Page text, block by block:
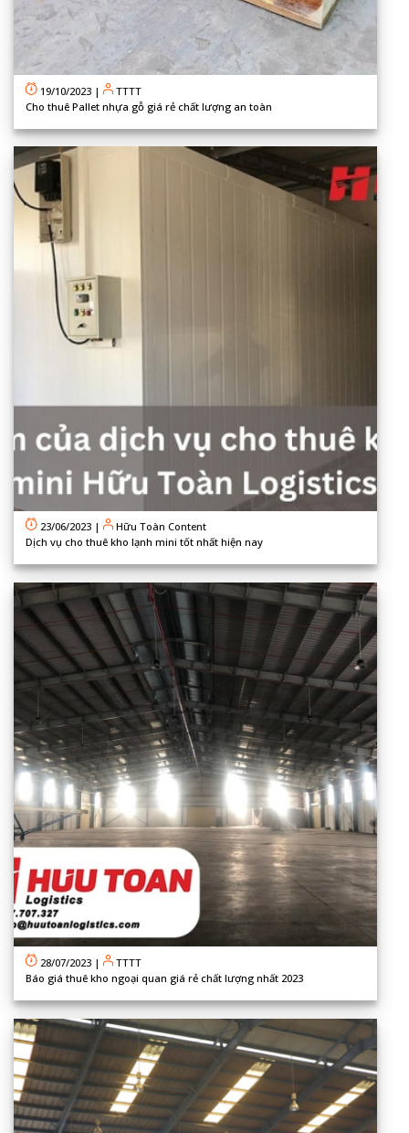
19/10/2023 |
TTTT
Cho thuê Pallet nhựa gỗ giá rẻ chất lượng an toàn
23/06/2023 |
Hữu Toàn Content
Dịch vụ cho thuê kho lạnh mini tốt nhất hiện nay
28/07/2023 |
TTTT
Báo giá thuê kho ngoại quan giá rẻ chất lượng nhất 2023